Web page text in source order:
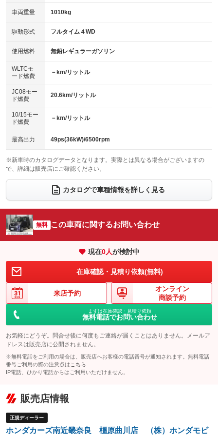
アイドリングストップ
：装備あり
USB入力端子
：装備なし
100V電源
：装備なし
センターデフロック
：装備なし
電動格納ミラー
：装備あり
キーレス
HID(キセノンライト)
：装備なし
バックカメラ
：装備なし
エアロ
：装備なし
：装備なし
パワーシート
ベンチシート
：装備あり
チップアップシート
：装備なし
：装備なし ：装備なし
ウォークスルー
：装備なし
電動リアゲート フロントカメラ
：装備なし
：装備なし ：装備あり
サイドカメラ
：装備なし ルーフレール
：装備なし
：装備なし
：装備なし
車両重量 1010kg
駆動形式 フルタイム４WD
使用燃料 無鉛レギュラーガソリン
WLTCモ
ード燃費
－km/リットル
JC08モー
ド燃費
20.6km/リットル
10/15モー
ド燃費
－km/リットル
最高出力 49ps(36kW)/6500rpm
※新車時のカタログデータとなります。実際とは異なる場合がございますの
で、詳細は販売店にご確認ください。
カタログで車種情報を詳しく見る
無料 この車両に関するお問い合わせ
現在0人が検討中
在庫確認・見積り依頼(無料)
来店予約
オンライン
商談予約
まずは在庫確認・見積り依頼
無料電話でお問い合わせ
お気軽にどうぞ。問合せ後に何度もご連絡が届くことはありません。メールア
ドレスは販売店に公開されません。
※無料電話をご利用の場合は、販売店へお客様の電話番号が通知されます。無料電話
番号ご利用の際の注意点は こちら
IP電話、ひかり電話からはご利用いただけません。
販売店情報
正規ディーラー
ホンダカーズ南近畿奈良 橿原曲川店 （株）ホンダモビ